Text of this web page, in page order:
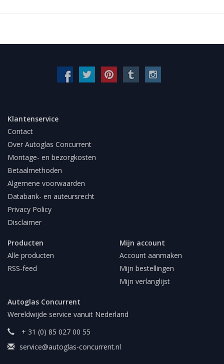
Klantenservice
Contact
Over Autoglas Concurrent
Montage- en bezorgkosten
Betaalmethoden
Algemene voorwaarden
Databank- en auteursrecht
Privacy Policy
Disclaimer
Producten
Alle producten
RSS-feed
Mijn account
Account aanmaken
Mijn bestellingen
Mijn verlanglijst
Autoglas Concurrent
Wereldwijde service vanuit Nederland
+ 31 (0) 85 027 00 55
service@autoglas-concurrent.nl